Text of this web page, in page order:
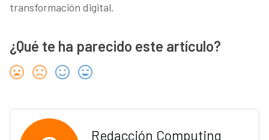
transformación digital.
¿Qué te ha parecido este artículo?
Redacción Computing